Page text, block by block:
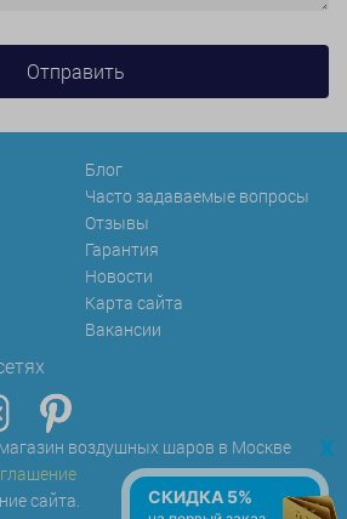
Блог
Часто задаваемые вопросы
Отзывы
Гарантия
Новости
Карта сайта
Вакансии
воздушных шаров в Москве
сайта.
x
СКИДКА 5%